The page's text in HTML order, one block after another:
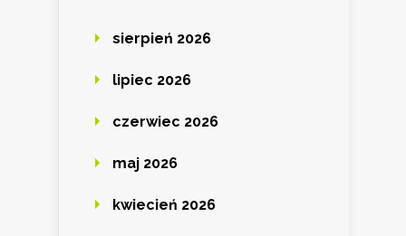
sierpień 2026
lipiec 2026
czerwiec 2026
maj 2026
kwiecień 2026